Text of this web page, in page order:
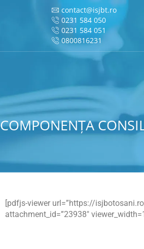
contact@isjbt.ro
0231 584 050
0231 584 051
0800816231
COMPONENȚA
[pdfjs-viewer url=”https://
attachment_id=”23938″